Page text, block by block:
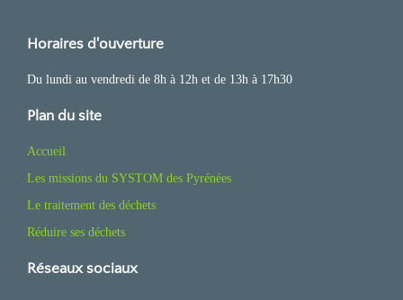
Horaires d'ouverture
Du lundi au vendredi de 8h à 12h et de 13h à 17h30
Plan du site
Accueil
Les missions du SYSTOM des Pyrénées
Le traitement des déchets
Réduire ses déchets
Réseaux sociaux